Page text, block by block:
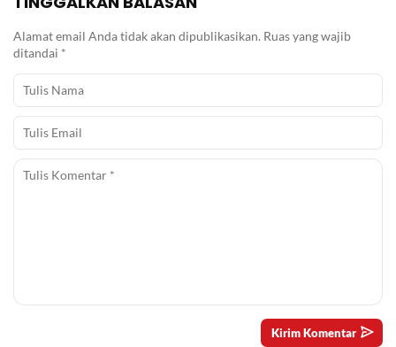
Alamat email Anda tidak akan dipublikasikan. Ruas yang wajib
ditandai *